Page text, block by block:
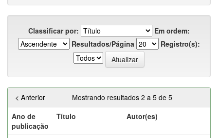
Classificar por:
Em ordem:
Resultados/Página
Registro(s):
Mostrando resultados 2 a 5 de 5
< Anterior
Ano de
publicação
Título Autor(es)